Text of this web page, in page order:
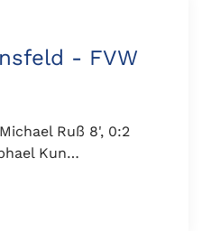
- FVW
Ruß 8', 0:2
Kun…